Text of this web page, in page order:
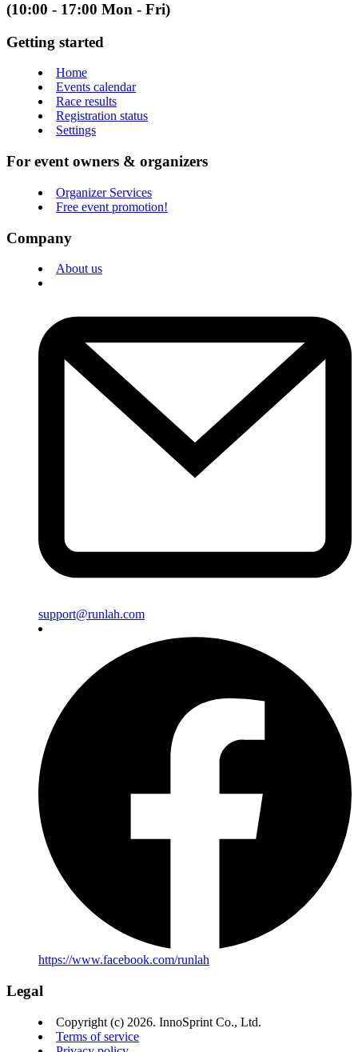
(10:00 - 17:00 Mon - Fri)
Getting started
Home
Events calendar
Race results
Registration status
Settings
For event owners & organizers
Organizer Services
Free event promotion!
Company
About us
support@runlah.com
https://www.facebook.com/runlah
Legal
Copyright (c) 2026. InnoSprint Co., Ltd.
Terms of service